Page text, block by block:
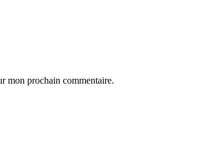
mon prochain commentaire.